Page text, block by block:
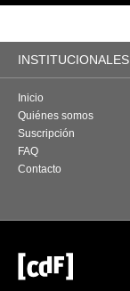
INSTITUCIONALES
Inicio
Quiénes somos
Suscripción
FAQ
Contacto